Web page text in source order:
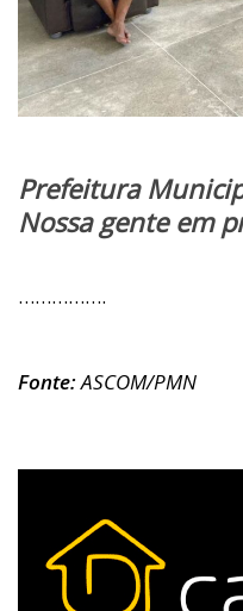
Prefeitura
Nossa gente em
…………….
Fonte:ASCOM/PMN